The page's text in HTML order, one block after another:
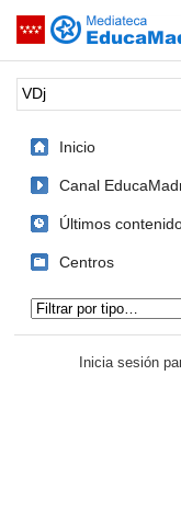
Saltar navegación
Palabra o frase:
Inicio
Canal
Últimos
Centros
Inicia sesión